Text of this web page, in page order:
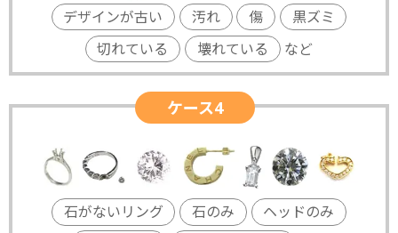
デザインが古い 汚れ 傷
黒ズミ
切れている
壊れている など
ケース4
石がないリング 石のみ
ヘッドのみ